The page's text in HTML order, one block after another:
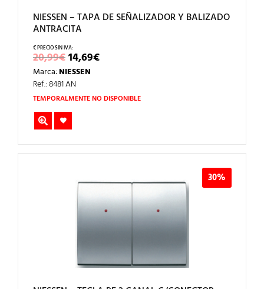
NIESSEN – TAPA DE SEÑALIZADOR Y BALIZADO
ANTRACITA
20,99€EL
PRECIO
ORIGINAL
ERA:
20,99€.
14,69€EL
PRECIO
14,69€.
Marca:NIESSEN
Ref.: 8481 AN
TEMPORALMENTE NO DISPONIBLE
30%